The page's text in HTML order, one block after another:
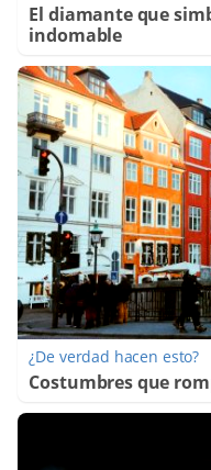
El diamante que
indomable
¿De verdad hacen esto?
Costumbres que